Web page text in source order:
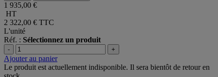
1 935,00 €
HT
2 322,00 € TTC
L'unité
Réf. : Sélectionnez un produit
- +
Ajouter au panier
Le produit est actuellement indisponible. Il sera bientôt de retour en